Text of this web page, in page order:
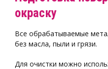
окраску
Все обрабатываемые
без масла, пыли и грязи.
Для очистки можно